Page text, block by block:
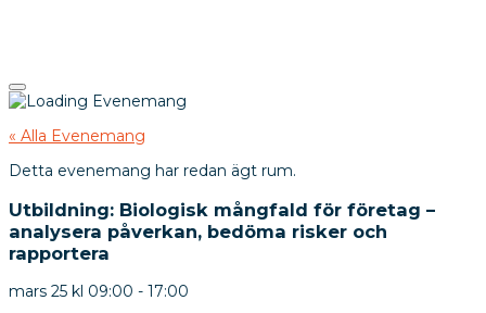
« Alla Evenemang
Detta evenemang har redan ägt rum.
Utbildning: Biologisk mångfald för företag –
analysera påverkan, bedöma risker och
rapportera
mars 25 kl 09:00 - 17:00